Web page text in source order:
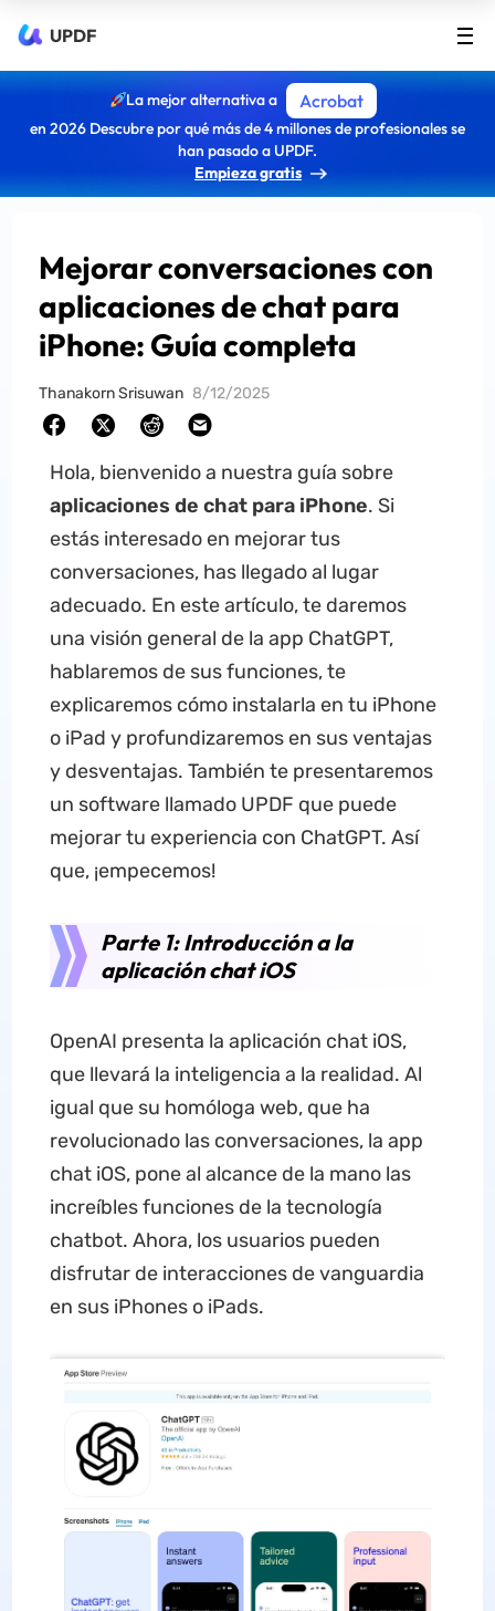
UPDF
La mejor alternativa a Acrobat
en 2026 Descubre por qué más de 4 millones de profesionales se
han pasado a UPDF.
Empieza gratis
Mejorar conversaciones con
aplicaciones de chat para
iPhone: Guía completa
Thanakorn Srisuwan 8/12/2025
Hola, bienvenido a nuestra guía sobre
aplicaciones de chat para iPhone. Si
estás interesado en mejorar tus
conversaciones, has llegado al lugar
adecuado. En este artículo, te daremos
una visión general de la app ChatGPT,
hablaremos de sus funciones, te
explicaremos cómo instalarla en tu iPhone
o iPad y profundizaremos en sus ventajas
y desventajas. También te presentaremos
un software llamado UPDF que puede
mejorar tu experiencia con ChatGPT. Así
que, ¡empecemos!
Parte 1: Introducción a la
aplicación chat iOS
OpenAI presenta la aplicación chat iOS,
que llevará la inteligencia a la realidad. Al
igual que su homóloga web, que ha
revolucionado las conversaciones, la app
chat iOS, pone al alcance de la mano las
increíbles funciones de la tecnología
chatbot. Ahora, los usuarios pueden
disfrutar de interacciones de vanguardia
en sus iPhones o iPads.